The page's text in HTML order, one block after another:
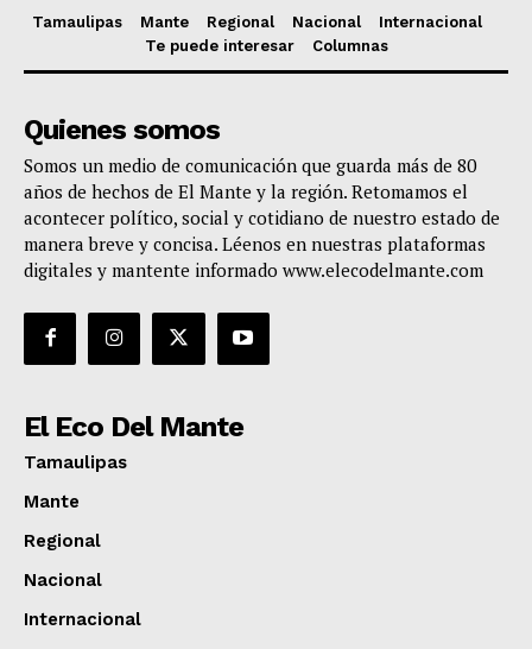
Tamaulipas Mante Regional Nacional
Internacional
Te puede interesar
Columnas
Quienes somos
Somos un medio de comunicación que guarda más de 80
años de hechos de El Mante y la región. Retomamos el
acontecer político, social y cotidiano de nuestro estado de
manera breve y concisa. Léenos en nuestras plataformas
digitales y mantente informado www.elecodelmante.com
El Eco Del Mante
Tamaulipas
Mante
Regional
Nacional
Internacional